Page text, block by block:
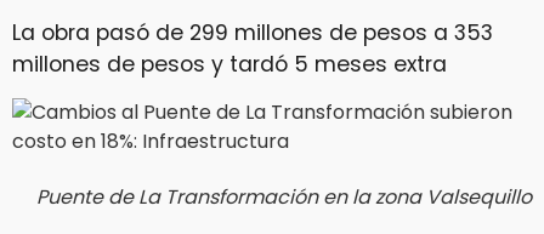
La obra pasó de 299 millones de pesos a 353
millones de pesos y tardó 5 meses extra
Puente de La Transformación en la zona Valsequillo